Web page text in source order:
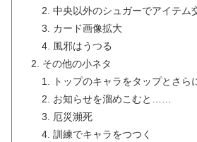
中央以外のシュガーでアイテム
カード画像拡大
風邪はうつる
その他の小ネタ
トップのキャラをタップとさら
お知らせを溜めこむと……
厄災瀕死
訓練でキャラをつつく